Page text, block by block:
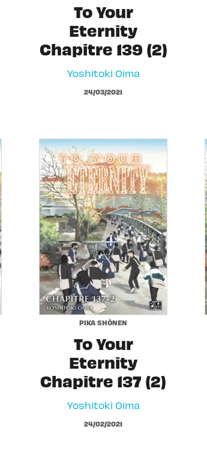
To Your
Eternity
Chapitre 139 (2)
Yoshitoki Oima
24/03/2021
PIKA SHÔNEN
To Your
Eternity
Chapitre 137 (2)
Yoshitoki Oima
24/02/2021